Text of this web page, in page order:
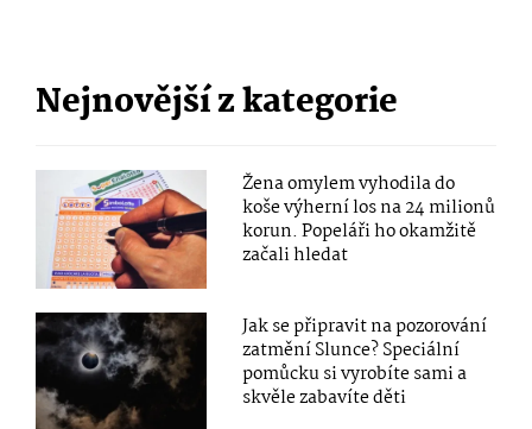
Nejnovější z kategorie
Žena omylem vyhodila do
koše výherní los na 24 milionů
korun. Popeláři ho okamžitě
začali hledat
Jak se připravit na pozorování
zatmění Slunce? Speciální
pomůcku si vyrobíte sami a
skvěle zabavíte děti